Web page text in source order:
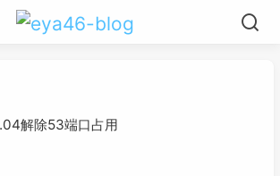
解除53端口占用